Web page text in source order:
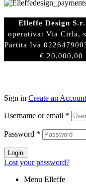
Elleffe Design
operativa: Via Cirla,
Partita Iva
€ 20.000,00
Sign in Create an Account
Username or email *
Password *
Login
Lost your password?
Menu Elleffe